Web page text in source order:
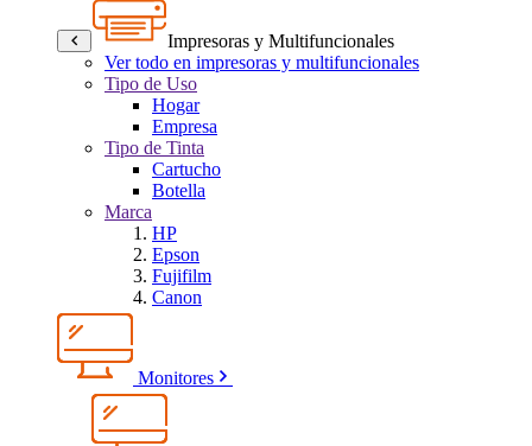
Impresoras y Multifuncionales
Ver todo en impresoras y multifuncionales
Tipo de Uso
Hogar
Empresa
Tipo de Tinta
Cartucho
Botella
Marca
HP
Epson
Fujifilm
Canon
Monitores